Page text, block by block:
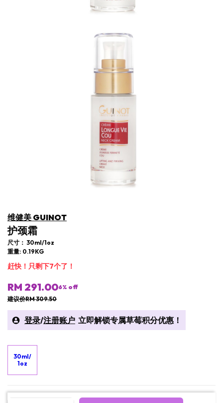
维健美 GUINOT
护颈霜
尺寸： 30ml/1oz
重量: 0.19KG
赶快！只剩下7个了！
RM 291.006% off
建议价RM 309.50
登录/注册账户 立即解锁​专属草莓积分优惠！
30ml/
1oz